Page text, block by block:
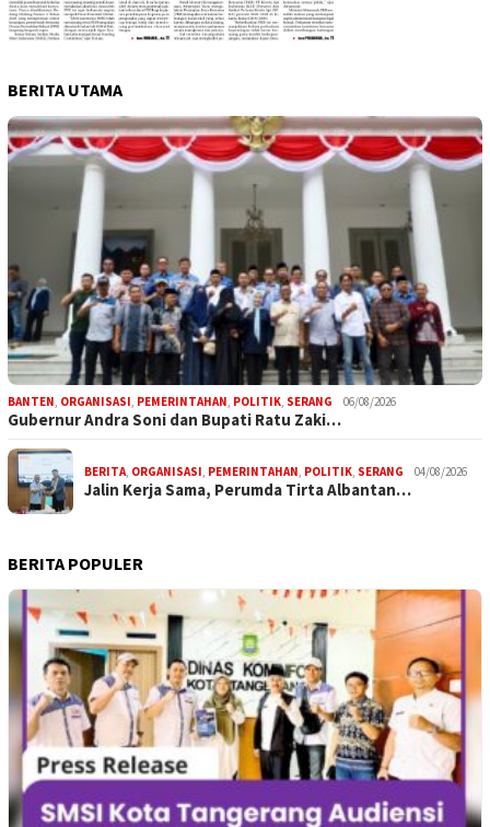
BERITA UTAMA
BANTEN ORGANISASI PEMERINTAHAN POLITIK SERANG 06/08/2026
Gubernur Andra Soni dan Bupati Ratu Zaki…
BERITA ORGANISASI PEMERINTAHAN POLITIK SERANG 04/08/2026
Jalin Kerja Sama, Perumda Tirta Albantan…
BERITA POPULER